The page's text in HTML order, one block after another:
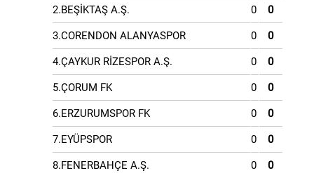
2.BEŞİKTAŞ A.Ş. 0 0
3.CORENDON ALANYASPOR 0 0
4.ÇAYKUR RİZESPOR A.Ş. 0 0
5.ÇORUM FK 0 0
6.ERZURUMSPOR FK 0 0
7.EYÜPSPOR 0 0
8.FENERBAHÇE A.Ş. 0 0